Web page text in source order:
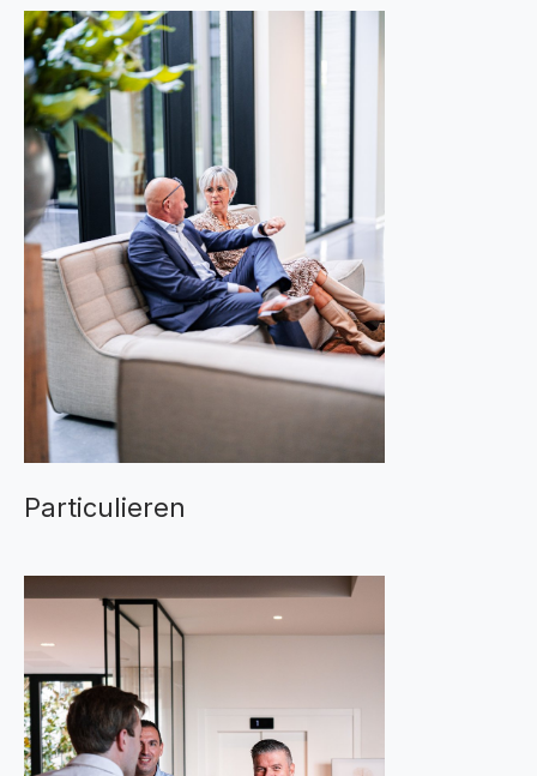
Particulieren